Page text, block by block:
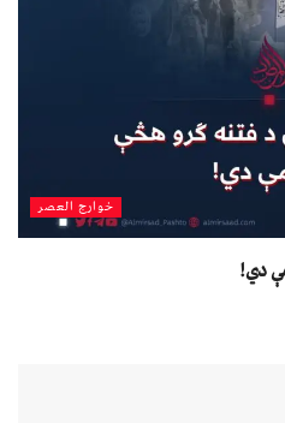
خوارج العصر
دي!